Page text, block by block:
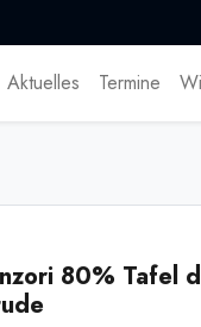
Aktuelles Termine
80% Tafel